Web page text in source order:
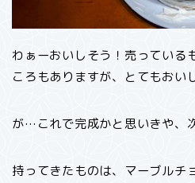
わぁーおいしそう！売っている
ころもありますが、とてもおい
が…これで完成かと思いきや、
持ってきたものは、マーブルチ